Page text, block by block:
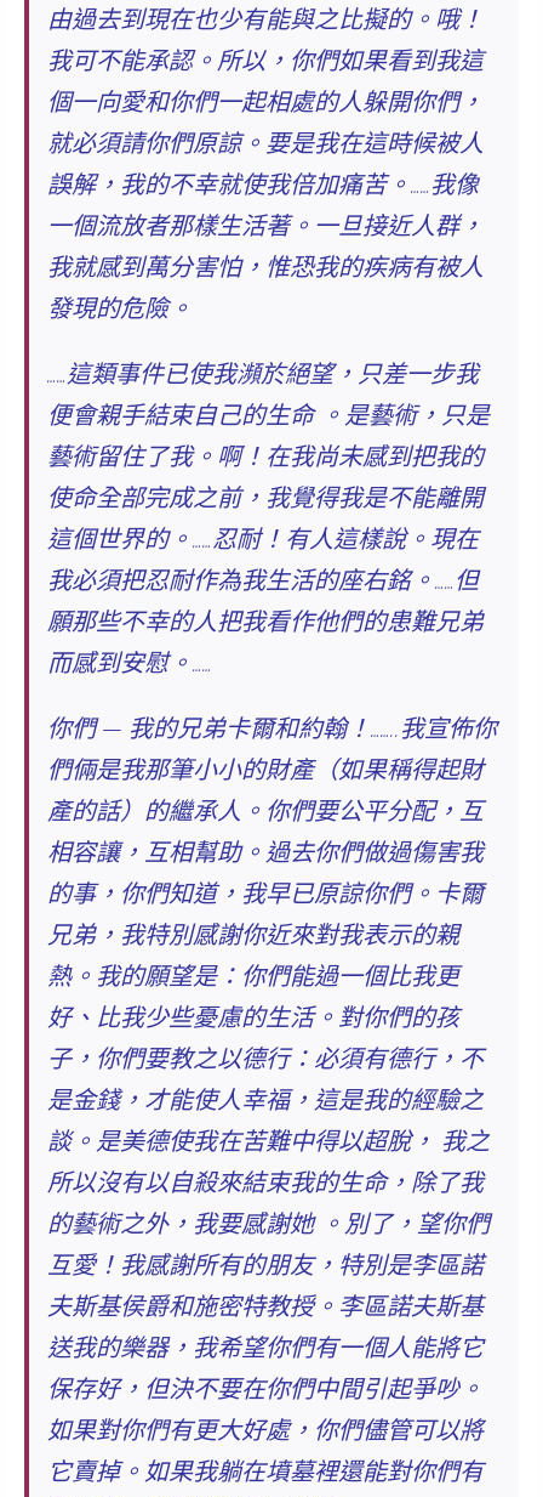
由過去到現在也少有能與之比擬的。哦！
我可不能承認。所以，你們如果看到我這
個一向愛和你們一起相處的人躲開你們，
就必須請你們原諒。要是我在這時候被人
誤解，我的不幸就使我倍加痛苦。……我像
一個流放者那樣生活著。一旦接近人群，
我就感到萬分害怕，惟恐我的疾病有被人
發現的危險。
……這類事件已使我瀕於絕望，只差一步我
便會親手結束自己的生命 。 是藝術，只是
藝術留住了我。啊！在我尚未感到把我的
使命全部完成之前，我覺得我是不能離開
這個世界的。 ……忍耐！有人這樣說。現在
我必須把忍耐作為我生活的座右銘。……但
願那些不幸的人把我看作他們的患難兄弟
而感到安慰。 ……
你們 — 我的兄弟卡爾和約翰！……..我宣佈你
們倆是我那筆小小的財產（如果稱得起財
產的話）的繼承人。你們要公平分配，互
相容讓，互相幫助。過去你們做過傷害我
的事，你們知道，我早已原諒你們。卡爾
兄弟，我特別感謝你近來對我表示的親
熱。 我的願望是：你們能過一個比我更
好、比我少些憂慮的生活。對你們的孩
子，你們要教之以德行：必須有德行，不
是金錢，才能使人幸福，這是我的經驗之
談。是美德使我在苦難中得以超脫， 我之
所以沒有以自殺來結束我的生命，除了我
的藝術之外，我要感謝她 。 別了，望你們
互愛！我感謝所有的朋友，特別是李區諾
夫斯基侯爵和施密特教授。李區諾夫斯基
送我的樂器，我希望你們有一個人能將它
保存好，但決不要在你們中間引起爭吵。
如果對你們有更大好處，你們儘管可以將
它賣掉。如果我躺在墳墓裡還能對你們有